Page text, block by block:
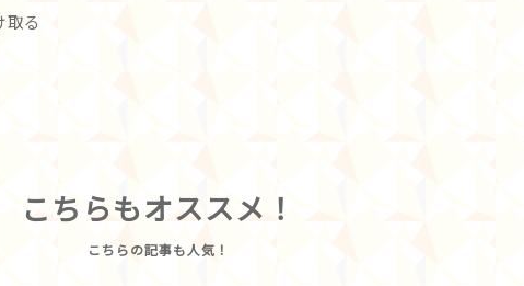
取る
こちらもオススメ！